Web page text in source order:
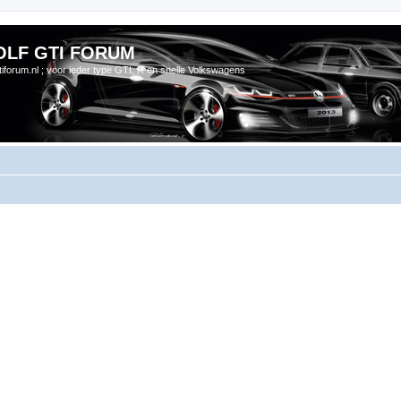
GTI FORUM
; voor ieder type GTI, R en snelle Volkswagens